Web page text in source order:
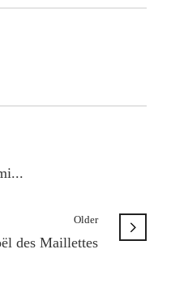
Older
des Maillettes